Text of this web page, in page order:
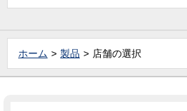
ホーム 製品 店舗の選択